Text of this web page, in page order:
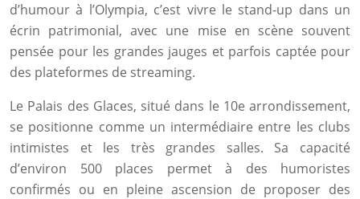
d’humour à l’Olympia, c’est vivre le stand-up dans un
écrin patrimonial, avec une mise en scène souvent
pensée pour les grandes jauges et parfois captée pour
des plateformes de streaming.
Le Palais des Glaces, situé dans le 10e arrondissement,
se positionne comme un intermédiaire entre les clubs
intimistes et les très grandes salles. Sa capacité
d’environ 500 places permet à des humoristes
confirmés ou en pleine ascension de proposer des